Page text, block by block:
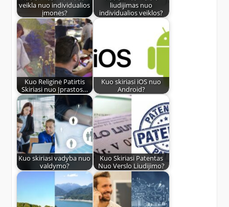
veikla nuo individualios
įmonės?
liudijimas nuo
individualios veiklos?
Kuo Religinė Patirtis
Skiriasi nuo Įprastos…
Kuo skiriasi iOS nuo
Android?
Kuo skiriasi vadyba nuo
valdymo?
Kuo Skiriasi Patentas
Nuo Verslo Liudijimo?